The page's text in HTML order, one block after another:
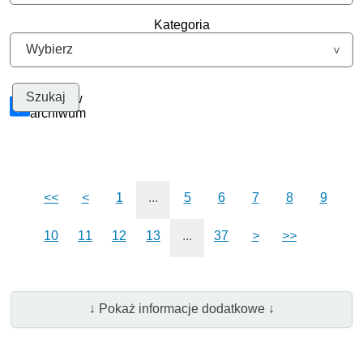
Kategoria
Szukaj w
archiwum
<< < 1 ... 5 6 7 8 9
10 11 12 13 ... 37 > >>
↓ Pokaż informacje dodatkowe ↓